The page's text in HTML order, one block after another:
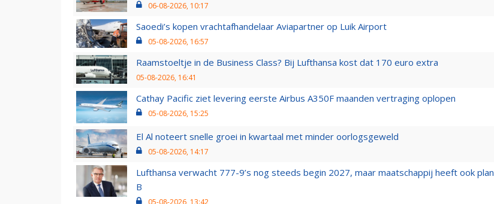
06-08-2026, 10:17
Saoedi’s kopen vrachtafhandelaar Aviapartner op Luik Airport
05-08-2026, 16:57
Raamstoeltje in de Business Class? Bij Lufthansa kost dat 170 euro extra
05-08-2026, 16:41
Cathay Pacific ziet levering eerste Airbus A350F maanden vertraging oplopen
05-08-2026, 15:25
El Al noteert snelle groei in kwartaal met minder oorlogsgeweld
05-08-2026, 14:17
Lufthansa verwacht 777-9’s nog steeds begin 2027, maar maatschappij heeft ook plan
B
05-08-2026, 13:42